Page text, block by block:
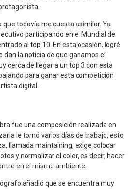
que todavía me cuesta asimilar. Ya
participando en el Mundial de
al top 10. En esta ocasión, logré
dan la noticia de que ganamos el
cerca de llegar a un top 3 con esta
para ganar esta competición
digital.
fue una composición realizada en
le tomó varios días de trabajo, esto
llamada maintaining, exige colocar
y normalizar el color, es decir, hacer
en el mismo ambiente.
añadió que se encuentra muy